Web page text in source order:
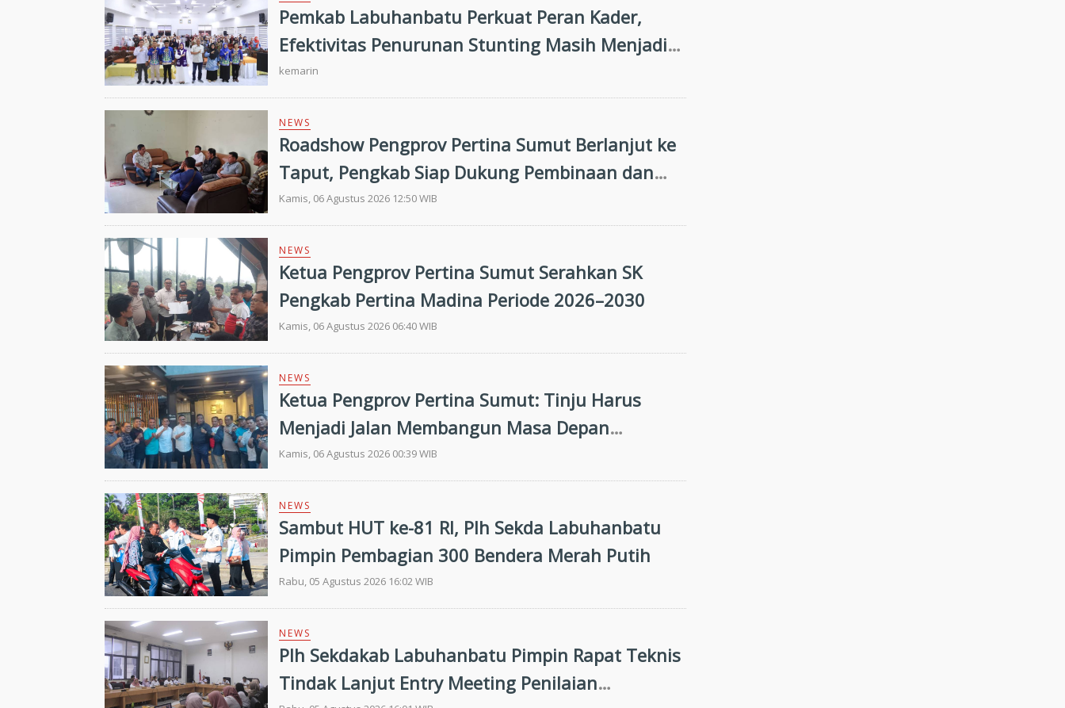
Pemkab Labuhanbatu Perkuat Peran Kader,
Efektivitas Penurunan Stunting Masih Menjadi
Tantangan Bersama
kemarin
NEWS
Roadshow Pengprov Pertina Sumut Berlanjut ke
Taput, Pengkab Siap Dukung Pembinaan dan
Targetkan Prestasi di Porprovsu 2026
Kamis, 06 Agustus 2026 12:50 WIB
NEWS
Ketua Pengprov Pertina Sumut Serahkan SK
Pengkab Pertina Madina Periode 2026–2030
Kamis, 06 Agustus 2026 06:40 WIB
NEWS
Ketua Pengprov Pertina Sumut: Tinju Harus
Menjadi Jalan Membangun Masa Depan
Generasi Muda
Kamis, 06 Agustus 2026 00:39 WIB
NEWS
Sambut HUT ke-81 RI, Plh Sekda Labuhanbatu
Pimpin Pembagian 300 Bendera Merah Putih
Rabu, 05 Agustus 2026 16:02 WIB
NEWS
Plh Sekdakab Labuhanbatu Pimpin Rapat Teknis
Tindak Lanjut Entry Meeting Penilaian